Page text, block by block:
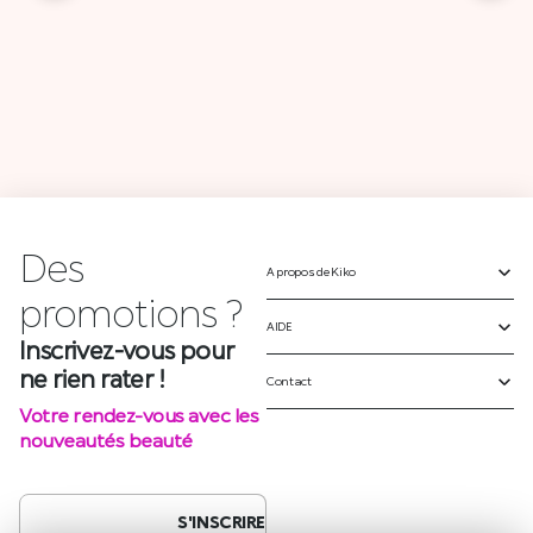
Des
promotions ?
Inscrivez-vous pour
ne rien rater !
Votre rendez-vous avec les
nouveautés beauté
S'INSCRIRE
A propos de Kiko
AIDE
Contact